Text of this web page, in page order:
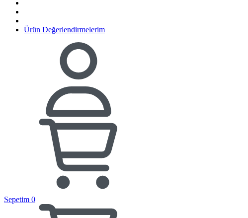
Ürün Değerlendirmelerim
Sepetim 0